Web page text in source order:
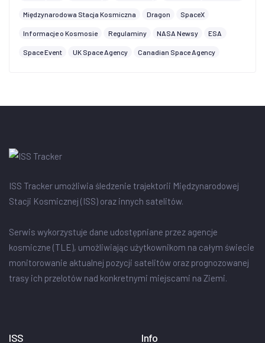
Międzynarodowa Stacja Kosmiczna Dragon SpaceX
Informacje o Kosmosie Regulaminy NASA Newsy ESA
Space Event UK Space Agency Canadian Space Agency
ISS Tracker umożliwia śledzenie trajektorii Międzynarodowej
Stacji Kosmicznej (ISS) oraz innych satelitów.
Serwis wykorzystuje dane udostępniane przez agencje
kosmiczne (TLE), umożliwiając użytkownikom na całym świecie
monitorowanie aktualnej pozycji satelitów oraz prognozowanej
trasy ich przelotów nad konkretnymi miejscami na Ziemi.
ISS Info